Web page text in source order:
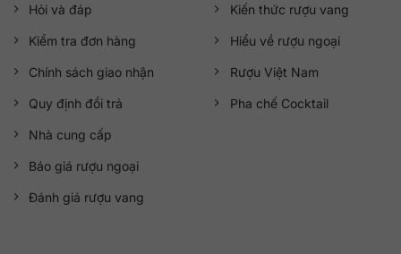
Hỏi và đáp
Kiểm tra đơn hàng
Chính sách giao nhận
Quy định đổi trả
Nhà cung cấp
Báo giá rượu ngoại
Đánh giá rượu vang
Kiến thức rượu vang
Hiểu về rượu ngoại
Rượu Việt Nam
Pha chế Cocktail